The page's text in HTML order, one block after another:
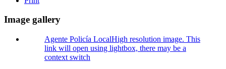
Image gallery
Agente Policía LocalHigh resolution image. This
link will open using lightbox, there may be a
context switch